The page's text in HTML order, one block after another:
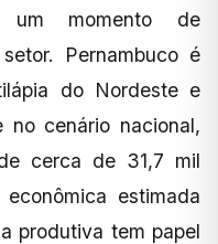
momento de
Pernambuco é
do Nordeste e
no cenário nacional,
cerca de 31,7 mil
estimada
produtiva tem papel